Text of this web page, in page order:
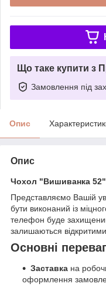
Що таке купити з
Замовлення під
Опис
Опис
Чохол "Вишиванка
Представляємо Вашій
бути виконаний із
телефон буде захищений
залишаються
Основні
Заставка на
оформлення